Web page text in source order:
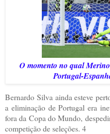
O momento no qual
Portugal-
Bernardo Silva ainda esteve
a eliminação de Portugal era
fora da Copa do Mundo,
competição de seleções. 4